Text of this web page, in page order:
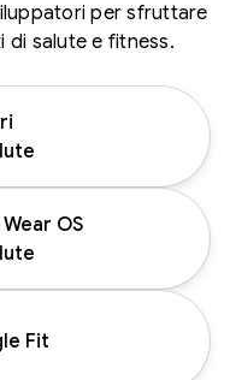
per sfruttare
di salute e fitness.
OS
Fit